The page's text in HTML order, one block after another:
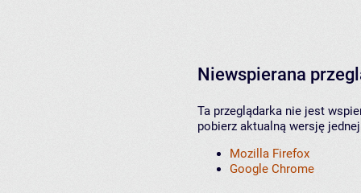
Niewspierana
Ta przeglądarka nie jest
pobierz aktualną wersję
Mozilla Firefox
Google Chrome